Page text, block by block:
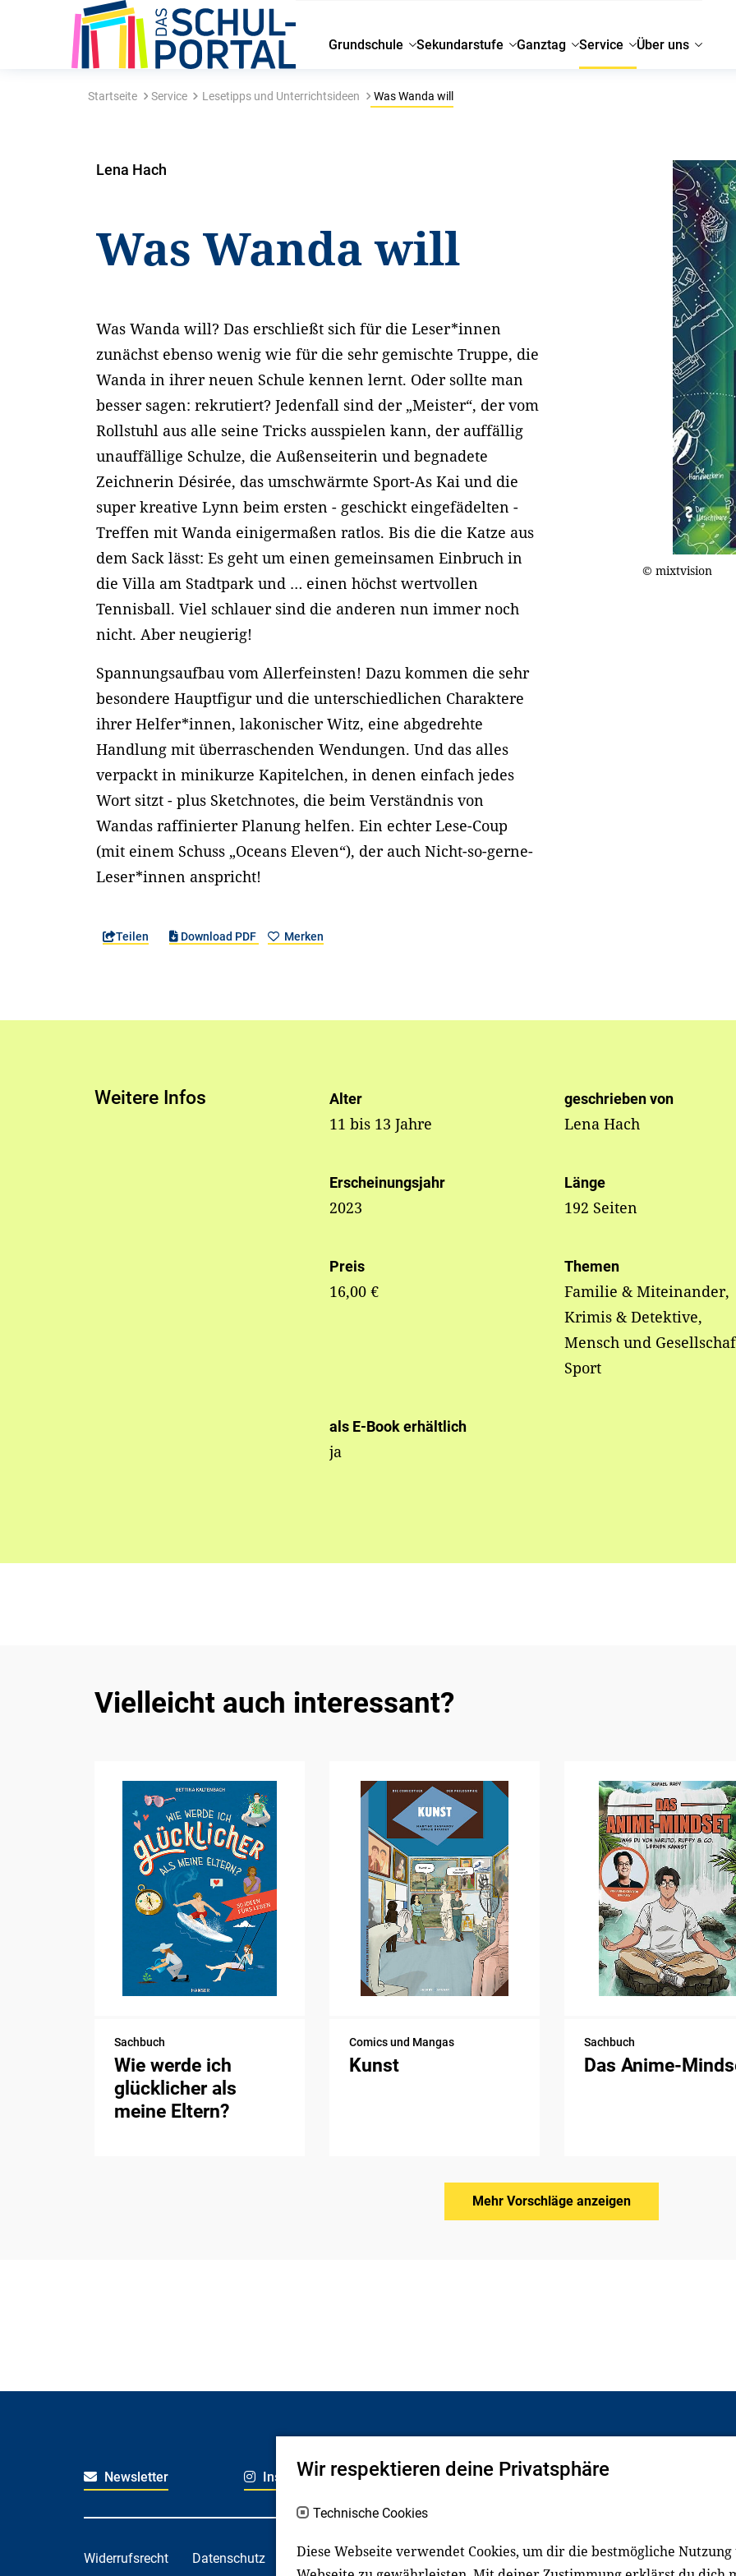
Grundschule Sekundarstufe Ganztag Service Über uns
Startseite Service Lesetipps und Unterrichtsideen Was Wanda will
Lena Hach
Was Wanda will
Was Wanda will? Das erschließt sich für die Leser*innen
zunächst ebenso wenig wie für die sehr gemischte Truppe, die
Wanda in ihrer neuen Schule kennen lernt. Oder sollte man
besser sagen: rekrutiert? Jedenfall sind der „Meister“, der vom
Rollstuhl aus alle seine Tricks ausspielen kann, der auffällig
unauffällige Schulze, die Außenseiterin und begnadete
Zeichnerin Désirée, das umschwärmte Sport-As Kai und die
super kreative Lynn beim ersten - geschickt eingefädelten -
Treffen mit Wanda einigermaßen ratlos. Bis die die Katze aus
dem Sack lässt: Es geht um einen gemeinsamen Einbruch in
die Villa am Stadtpark und … einen höchst wertvollen
Tennisball. Viel schlauer sind die anderen nun immer noch
nicht. Aber neugierig!
Spannungsaufbau vom Allerfeinsten! Dazu kommen die sehr
besondere Hauptfigur und die unterschiedlichen Charaktere
ihrer Helfer*innen, lakonischer Witz, eine abgedrehte
Handlung mit überraschenden Wendungen. Und das alles
verpackt in minikurze Kapitelchen, in denen einfach jedes
Wort sitzt - plus Sketchnotes, die beim Verständnis von
Wandas raffinierter Planung helfen. Ein echter Lese-Coup
(mit einem Schuss „Oceans Eleven“), der auch Nicht-so-gerne-
Leser*innen anspricht!
Teilen Download PDF Merken
© mixtvision
Weitere Infos Alter
11 bis 13 Jahre
geschrieben von
Lena Hach
Erscheinungsjahr
2023
Länge
192 Seiten
Preis
16,00 €
Themen
Familie & Miteinander,
Krimis & Detektive,
Mensch und
Sport
als E-Book erhältlich
ja
Vielleicht auch interessant?
Sachbuch
Wie werde ich
glücklicher als
meine Eltern?
Comics und Mangas
Kunst
Sachbuch
Das Anime-
Mehr Vorschläge anzeigen
Newsletter Instagram Facebook LinkedIn
Widerrufsrecht Datenschutz Haftungsausschluss Impressum
Wir respektieren deine Privatsphäre
Technische Cookies
Diese Webseite verwendet Cookies, um dir die bestmögliche